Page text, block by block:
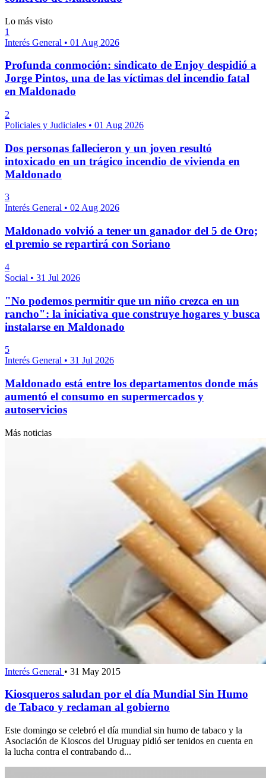
Lo más visto
1
Interés General • 01 Aug 2026
Profunda conmoción: sindicato de Enjoy despidió a
Jorge Pintos, una de las víctimas del incendio fatal
en Maldonado
2
Policiales y Judiciales • 01 Aug 2026
Dos personas fallecieron y un joven resultó
intoxicado en un trágico incendio de vivienda en
Maldonado
3
Interés General • 02 Aug 2026
Maldonado volvió a tener un ganador del 5 de Oro;
el premio se repartirá con Soriano
4
Social • 31 Jul 2026
"No podemos permitir que un niño crezca en un
rancho": la iniciativa que construye hogares y busca
instalarse en Maldonado
5
Interés General • 31 Jul 2026
Maldonado está entre los departamentos donde más
aumentó el consumo en supermercados y
autoservicios
Más noticias
Interés General • 31 May 2015
Kiosqueros saludan por el día Mundial Sin Humo
de Tabaco y reclaman al gobierno
Este domingo se celebró el día mundial sin humo de tabaco y la
Asociación de Kioscos del Uruguay pidió ser tenidos en cuenta en
la lucha contra el contrabando d...